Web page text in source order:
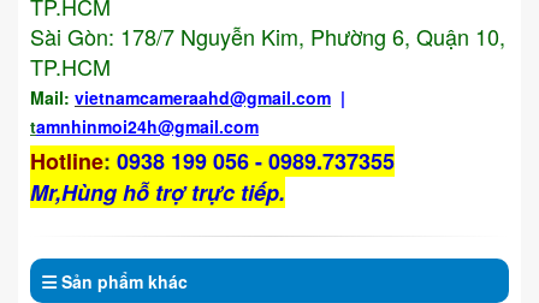
TP.HCM
Sài Gòn: 178/7 Nguyễn Kim, Phường 6, Quận 10,
TP.HCM
Mail: vietnamcameraahd@gmail.com |
tamnhinmoi24h@gmail.com
Hotline: 0938 199 056 - 0989.737355
Mr,Hùng hỗ trợ trực tiếp.
Sản phẩm khác